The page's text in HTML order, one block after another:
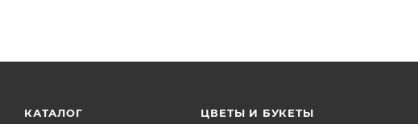
КАТАЛОГ ЦВЕТЫ И БУКЕТЫ